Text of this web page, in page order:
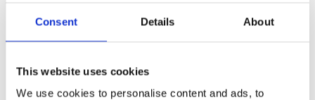
Consent Details About
This website uses cookies
We use cookies to personalise content and ads, to
Rådgivning